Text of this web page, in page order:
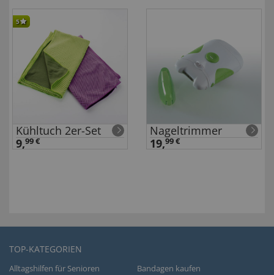
5
Kühltuch 2er-Set
9,99 €
Nageltrimmer
19,99 €
TOP-KATEGORIEN
Alltagshilfen für Senioren
Bandagen kaufen